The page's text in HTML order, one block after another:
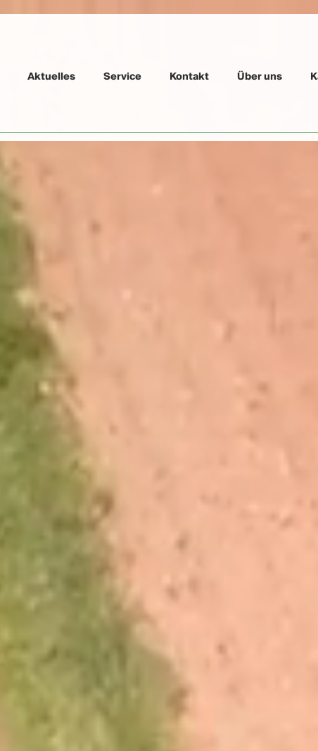
Aktuelles Service Kontakt Über uns